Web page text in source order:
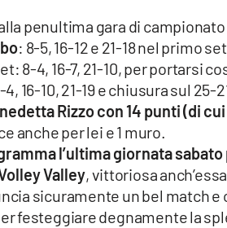
penultima gara di
: 8-5, 16-12 e 21-18 nel primo
8-4, 16-7, 21-10, per portarsi
16-10, 21-19 e chiusura sul 25-
Rizzo con 14 punti (di
anche per lei e 1 muro.
l’ultima giornata
Valley, vittoriosa
sicuramente un bel match
festeggiare degnamente la